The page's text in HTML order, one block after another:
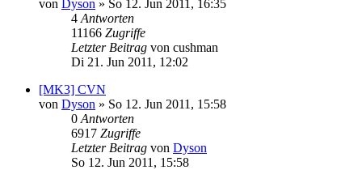
von Dyson » So 12. Jun 2011, 16:35
4 Antworten
11166 Zugriffe
Letzter Beitrag von cushman
Di 21. Jun 2011, 12:02
[MK3] CVN
von Dyson » So 12. Jun 2011, 15:58
0 Antworten
6917 Zugriffe
Letzter Beitrag von Dyson
So 12. Jun 2011, 15:58